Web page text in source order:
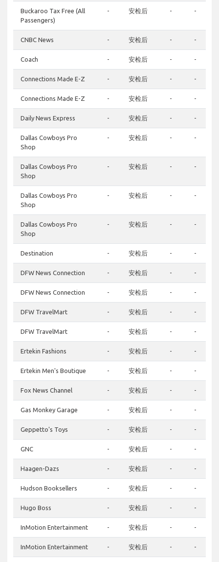
Buckaroo Tax Free (All
Passengers)
- 安检后 - -
CNBC News - 安检后 - -
Coach - 安检后 - -
Connections Made E-Z - 安检后 - -
Connections Made E-Z - 安检后 - -
Daily News Express - 安检后 - -
Dallas Cowboys Pro
Shop
- 安检后 - -
Dallas Cowboys Pro
Shop
- 安检后 - -
Dallas Cowboys Pro
Shop
- 安检后 - -
Dallas Cowboys Pro
Shop
- 安检后 - -
Destination - 安检后 - -
DFW News Connection - 安检后 - -
DFW News Connection - 安检后 - -
DFW TravelMart - 安检后 - -
DFW TravelMart - 安检后 - -
Ertekin Fashions - 安检后 - -
Ertekin Men's Boutique - 安检后 - -
Fox News Channel - 安检后 - -
Gas Monkey Garage - 安检后 - -
Geppetto's Toys - 安检后 - -
GNC - 安检后 - -
Haagen-Dazs - 安检后 - -
Hudson Booksellers - 安检后 - -
Hugo Boss - 安检后 - -
InMotion Entertainment - 安检后 - -
InMotion Entertainment - 安检后 - -